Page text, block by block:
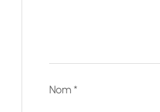
Nom*